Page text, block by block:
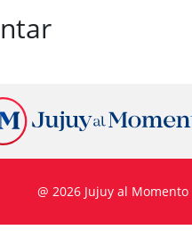
@ 2026 Jujuy al Momento